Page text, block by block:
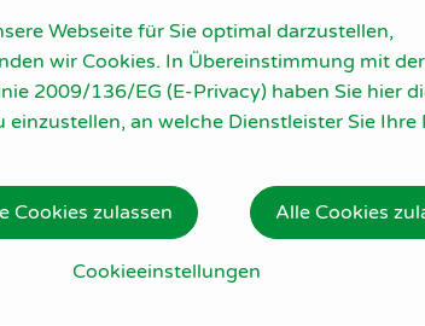
Webseite für Sie optimal darzustellen,
wir Cookies. In Übereinstimmung mit
2009/136/EG (E-Privacy) haben Sie hier
an welche Dienstleister Sie Ihre
Cookieeinstellungen
Cookies zulassen Alle Cookies